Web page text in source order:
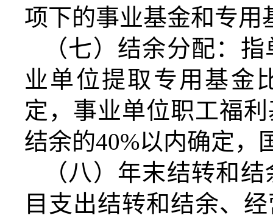
项下的事业基金和专用
（七）结余分配：
业单位提取专用基金
定，事业单位职工福
结余的40%以内确定，
（八）年末结转和
目支出结转和结余、